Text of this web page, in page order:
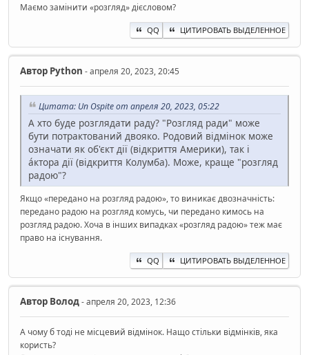
Маємо замінити «розгляд» дієсловом?
QQ ЦИТИРОВАТЬ ВЫДЕЛЕННОЕ
Автор Python - апреля 20, 2023, 20:45
Цитата: Un Ospite от апреля 20, 2023, 05:22
А хто буде розглядати раду? "Розгляд ради" може
бути потрактований двояко. Родовий відмінок може
означати як об'єкт дії (відкриття Америки), так і
áктора дії (відкриття Колумба). Може, краще "розгляд
радою"?
Якщо «передано на розгляд радою», то виникає двозначність:
передано радою на розгляд комусь, чи передано кимось на
розгляд радою. Хоча в інших випадках «розгляд радою» теж має
право на існування.
QQ ЦИТИРОВАТЬ ВЫДЕЛЕННОЕ
Автор Волод- апреля 20, 2023, 12:36
А чому б тоді не місцевий відмінок. Нащо стільки відмінків, яка
користь?